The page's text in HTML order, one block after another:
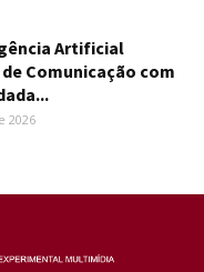
Artificial
Comunicação com
2026